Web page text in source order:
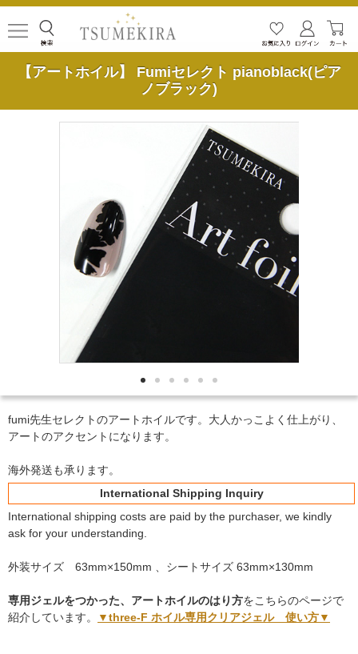
【アートホイル】 Fumiセレクト pianoblack(ピア
ノブラック)
fumi先生セレクトのアートホイルです。大人かっこよく仕上がり、
アートのアクセントになります。
海外発送も承ります。
International Shipping Inquiry
International shipping costs are paid by the purchaser, we kindly
ask for your understanding.
外装サイズ 63mm×150mm 、シートサイズ 63mm×130mm
専用ジェルをつかった、アートホイルのはり方をこちらのページで
紹介しています。
▼three-F ホイル専用クリアジェル 使い方▼